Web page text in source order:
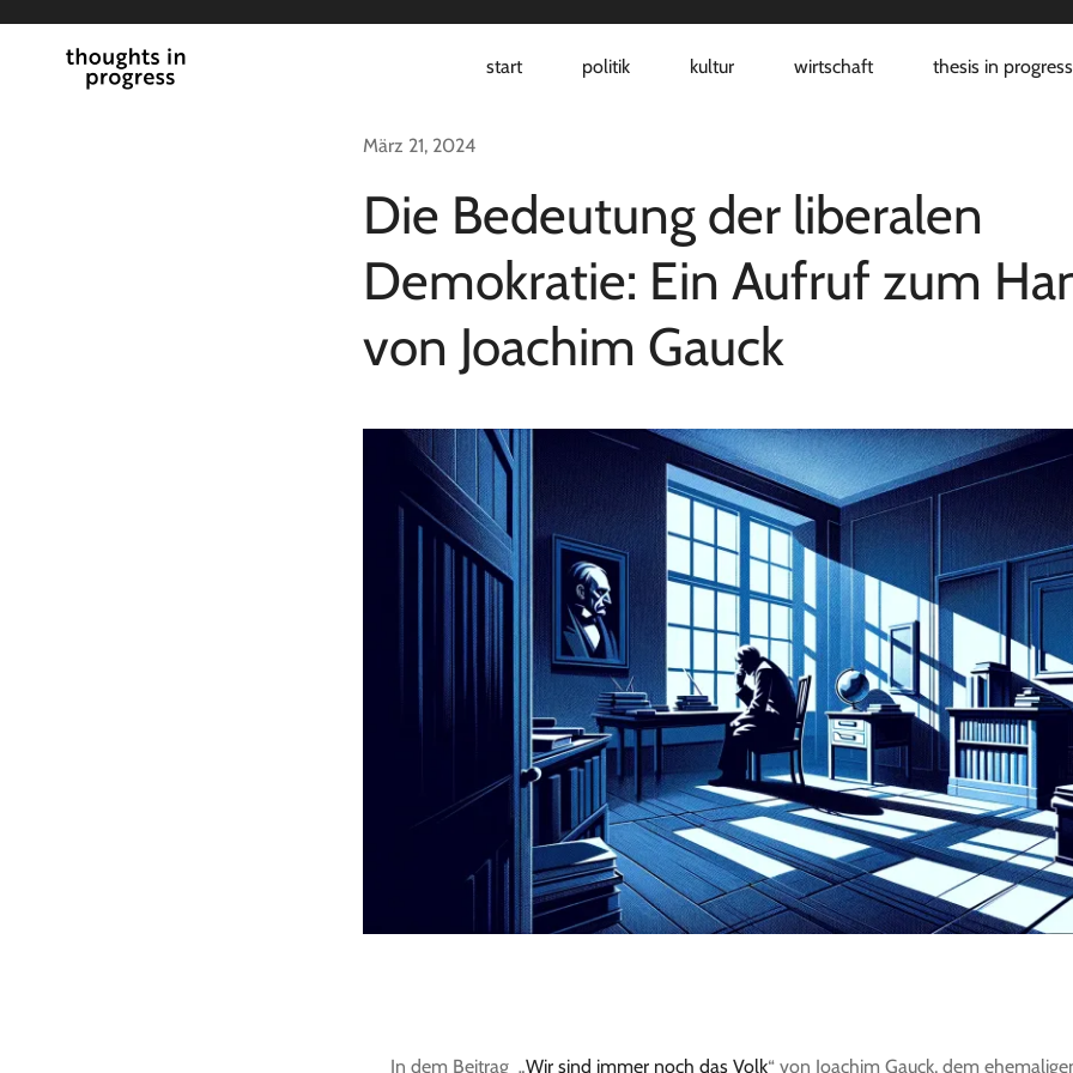
start politik kultur wirtschaft thesis in progress
März 21, 2024
Die Bedeutung der liberalen
Demokratie: Ein Aufruf zum
von Joachim Gauck
In dem Beitrag „Wir sind immer noch das Volk“ von Joachim Gauck, dem